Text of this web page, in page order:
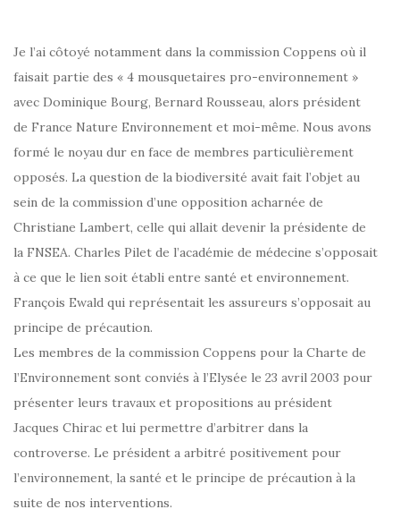
Je l’ai côtoyé notamment dans la commission Coppens où il
faisait partie des « 4 mousquetaires pro-environnement »
avec Dominique Bourg, Bernard Rousseau, alors président
de France Nature Environnement et moi-même. Nous avons
formé le noyau dur en face de membres particulièrement
opposés. La question de la biodiversité avait fait l’objet au
sein de la commission d’une opposition acharnée de
Christiane Lambert, celle qui allait devenir la présidente de
la FNSEA. Charles Pilet de l’académie de médecine s’opposait
à ce que le lien soit établi entre santé et environnement.
François Ewald qui représentait les assureurs s’opposait au
principe de précaution.
Les membres de la commission Coppens pour la Charte de
l’Environnement sont conviés à l’Elysée le 23 avril 2003 pour
présenter leurs travaux et propositions au président
Jacques Chirac et lui permettre d’arbitrer dans la
controverse. Le président a arbitré positivement pour
l’environnement, la santé et le principe de précaution à la
suite de nos interventions.